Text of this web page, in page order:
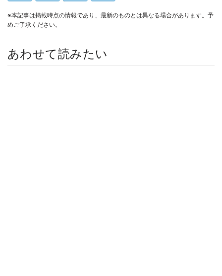
※本記事は掲載時点の情報であり、最新のものとは異なる場合があります。予
めご了承ください。
あわせて読みたい